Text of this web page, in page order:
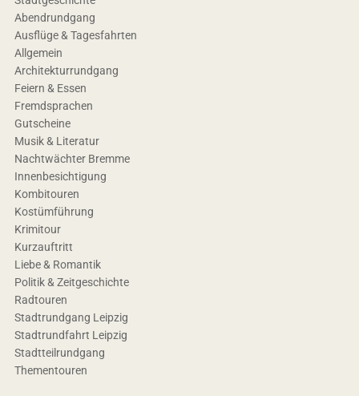
Abendrundgang
Ausflüge & Tagesfahrten
Allgemein
Architekturrundgang
Feiern & Essen
Fremdsprachen
Gutscheine
Musik & Literatur
Nachtwächter Bremme
Innenbesichtigung
Kombitouren
Kostümführung
Krimitour
Kurzauftritt
Liebe & Romantik
Politik & Zeitgeschichte
Radtouren
Stadtrundgang Leipzig
Stadtrundfahrt Leipzig
Stadtteilrundgang
Thementouren